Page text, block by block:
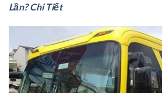
Lần? Chi Tiết